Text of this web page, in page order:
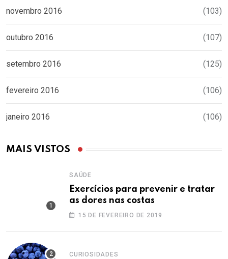
novembro 2016 (103)
outubro 2016 (107)
setembro 2016 (125)
fevereiro 2016 (106)
janeiro 2016 (106)
MAIS VISTOS
SAÚDE
Exercícios para prevenir e tratar
as dores nas costas
15 DE FEVEREIRO DE 2019
CURIOSIDADES